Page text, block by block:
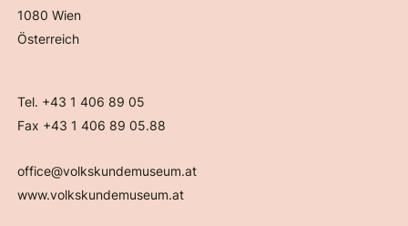
1080 Wien
Österreich
Tel. +43 1 406 89 05
Fax +43 1 406 89 05.88
office@volkskundemuseum.at
www.volkskundemuseum.at